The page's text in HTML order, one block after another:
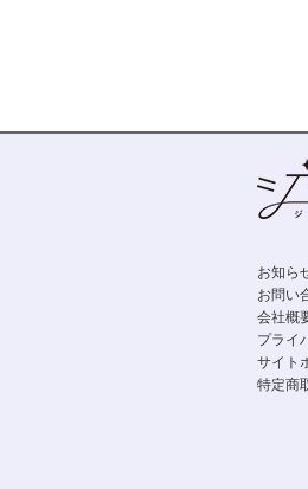
お知ら
お問い
会社概
プライ
サイト
特定商